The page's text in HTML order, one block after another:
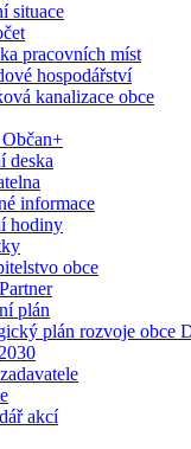
situace
pracovních míst
hospodářství
kanalizace obce
deska
informace
hodiny
obce
plán
plán rozvoje obce
akcí